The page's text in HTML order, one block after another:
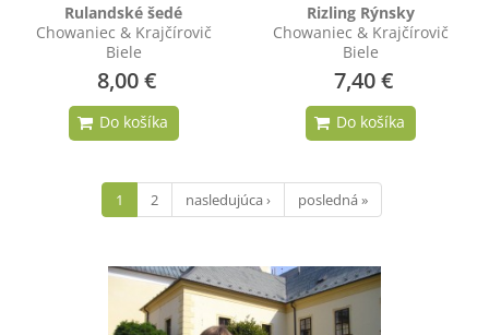
Rulandské šedé
Chowaniec & Krajčírovič
Biele
8,00 €
Rizling Rýnsky
Chowaniec & Krajčírovič
Biele
7,40 €
1 2 nasledujúca › posledná »